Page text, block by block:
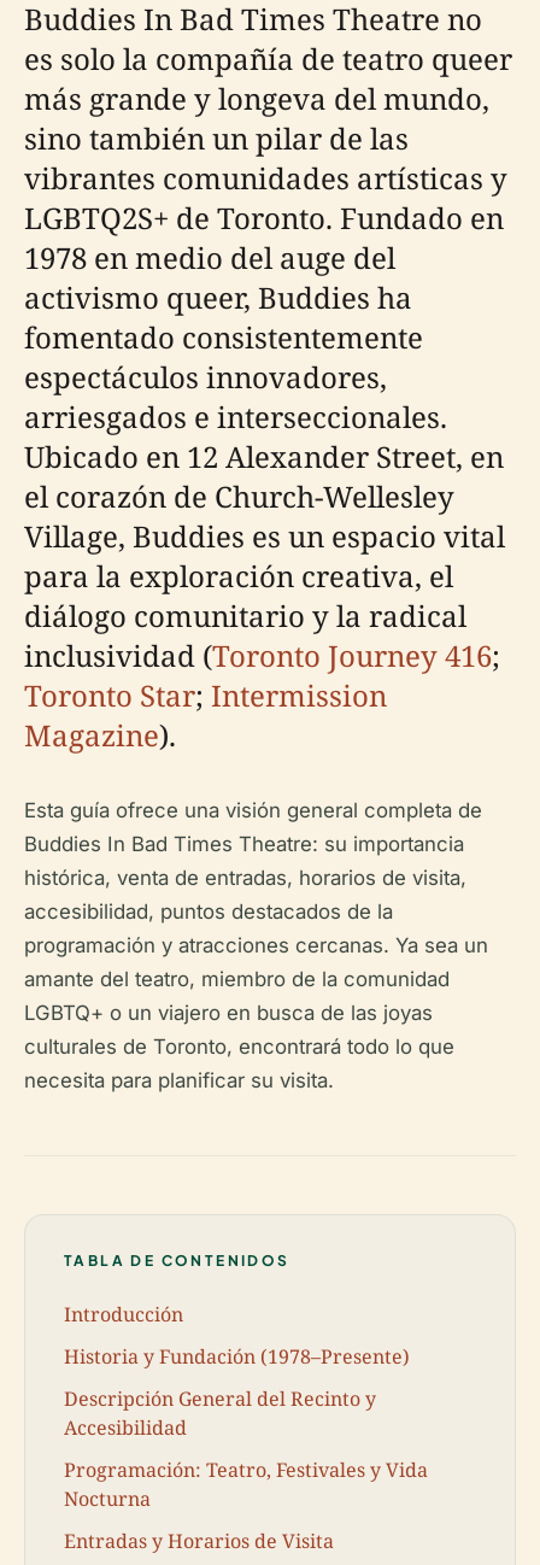
Buddies In Bad Times Theatre no
es solo la compañía de teatro queer
más grande y longeva del mundo,
sino también un pilar de las
vibrantes comunidades artísticas y
LGBTQ2S+ de Toronto. Fundado en
1978 en medio del auge del
activismo queer, Buddies ha
fomentado consistentemente
espectáculos innovadores,
arriesgados e interseccionales.
Ubicado en 12 Alexander Street, en
el corazón de Church-Wellesley
Village, Buddies es un espacio vital
para la exploración creativa, el
diálogo comunitario y la radical
inclusividad (Toronto Journey 416;
Toronto Star; Intermission
Magazine).
Esta guía ofrece una visión general completa de
Buddies In Bad Times Theatre: su importancia
histórica, venta de entradas, horarios de visita,
accesibilidad, puntos destacados de la
programación y atracciones cercanas. Ya sea un
amante del teatro, miembro de la comunidad
LGBTQ+ o un viajero en busca de las joyas
culturales de Toronto, encontrará todo lo que
necesita para planificar su visita.
TABLA DE CONTENIDOS
Introducción
Historia y Fundación (1978–Presente)
Descripción General del Recinto y
Accesibilidad
Programación: Teatro, Festivales y Vida
Nocturna
Entradas y Horarios de Visita